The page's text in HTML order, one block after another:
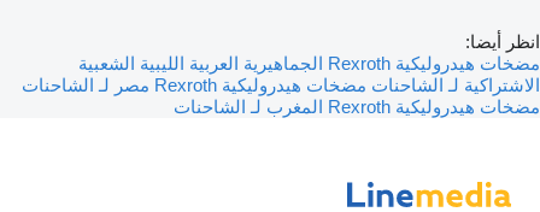
انظر أيضا:
مضخات هيدروليكية Rexroth الجماهيرية العربية الليبية الشعبية
الاشتراكية لـ الشاحنات مضخات هيدروليكية Rexroth مصر لـ الشاحنات
مضخات هيدروليكية Rexroth المغرب لـ الشاحنات